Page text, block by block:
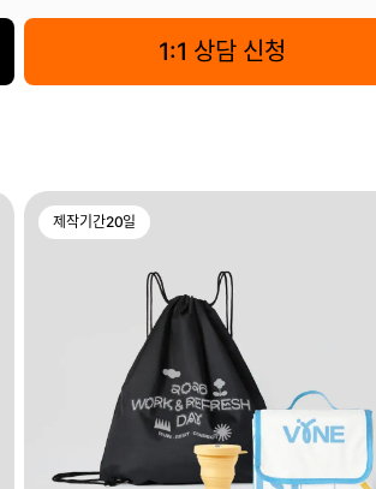
1:1 상담 신청
제작기간20일